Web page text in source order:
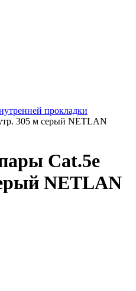
прокладки
305 м серый NETLAN
Cat.5е
NETLAN